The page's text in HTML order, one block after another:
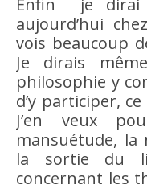
Enfin je dirai
aujourd’hui
vois beaucoup
Je dirais
philosophie y
d’y participer,
J’en veux
mansuétude, la
la sortie du
concernant les